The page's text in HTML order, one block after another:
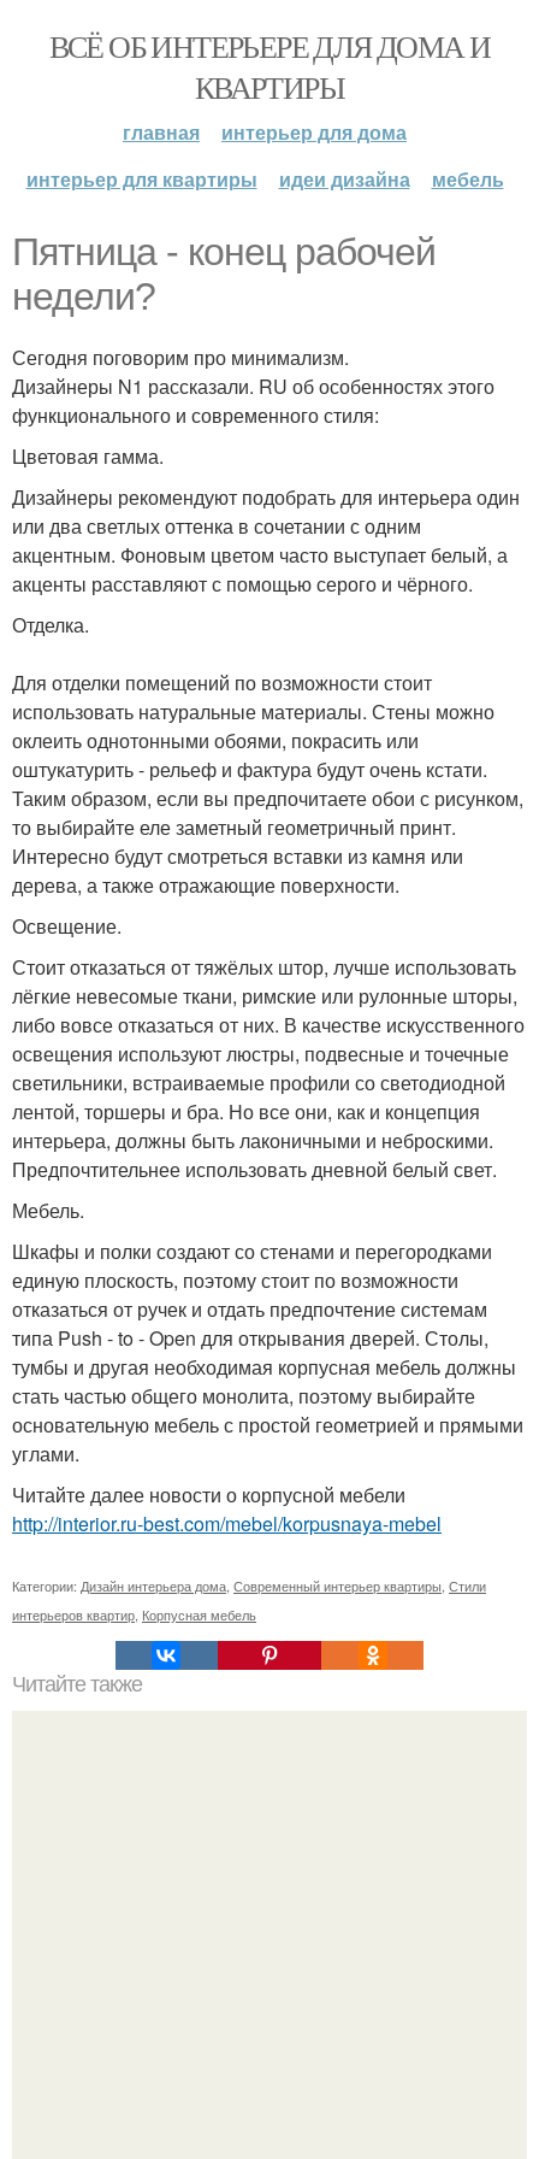
ВСЁ ОБ ИНТЕРЬЕРЕ ДЛЯ ДОМА И
КВАРТИРЫ
главная
интерьер для дома
интерьер для квартиры
идеи дизайна мебель
Пятница - конец рабочей
недели?
Сегодня поговорим про минимализм.
Дизайнеры N1 рассказали. RU об особенностях этого
функционального и современного стиля:
Цветовая гамма.
Дизайнеры рекомендуют подобрать для интерьера один
или два светлых оттенка в сочетании с одним
акцентным. Фоновым цветом часто выступает белый, а
акценты расставляют с помощью серого и чёрного.
Отделка.
Для отделки помещений по возможности стоит
использовать натуральные материалы. Стены можно
оклеить однотонными обоями, покрасить или
оштукатурить - рельеф и фактура будут очень кстати.
Таким образом, если вы предпочитаете обои с рисунком,
то выбирайте еле заметный геометричный принт.
Интересно будут смотреться вставки из камня или
дерева, а также отражающие поверхности.
Освещение.
Стоит отказаться от тяжёлых штор, лучше использовать
лёгкие невесомые ткани, римские или рулонные шторы,
либо вовсе отказаться от них. В качестве искусственного
освещения используют люстры, подвесные и точечные
светильники, встраиваемые профили со светодиодной
лентой, торшеры и бра. Но все они, как и концепция
интерьера, должны быть лаконичными и неброскими.
Предпочтительнее использовать дневной белый свет.
Мебель.
Шкафы и полки создают со стенами и перегородками
единую плоскость, поэтому стоит по возможности
отказаться от ручек и отдать предпочтение системам
типа Push - to - Open для открывания дверей. Столы,
тумбы и другая необходимая корпусная мебель должны
стать частью общего монолита, поэтому выбирайте
основательную мебель с простой геометрией и прямыми
углами.
Читайте далее новости о корпусной мебели
http://interior.ru-best.com/mebel/korpusnaya-mebel
Категории: Дизайн интерьера дома Современный интерьер квартиры Стили
интерьеров квартир Корпусная мебель
Читайте также